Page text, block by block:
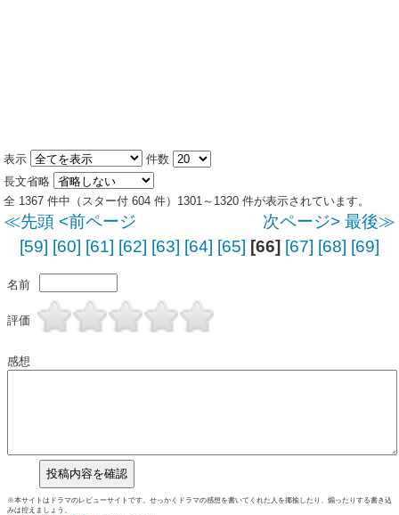
表示
件数
長文省略
全 1367 件中（スター付 604 件）1301～1320 件が表示されています。
≪先頭 <前ページ 次ページ> 最後≫
[59] [60] [61] [62] [63] [64] [65] [66] [67] [68] [69]
名前
評価
感想
※本サイトはドラマのレビューサイトです。せっかくドラマの感想を書いてくれた人を揶揄したり、煽ったりする書き込
みは控えましょう。